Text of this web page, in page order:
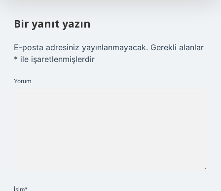
Bir yanıt yazın
E-posta adresiniz yayınlanmayacak. Gerekli alanlar
* ile işaretlenmişlerdir
Yorum
İsim*